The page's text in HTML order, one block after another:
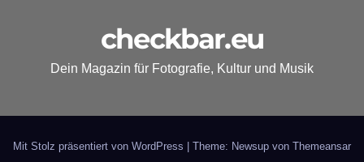
checkbar.eu
Dein Magazin für Fotografie, Kultur und Musik
Mit Stolz präsentiert von WordPress Theme: Newsup von Themeansar